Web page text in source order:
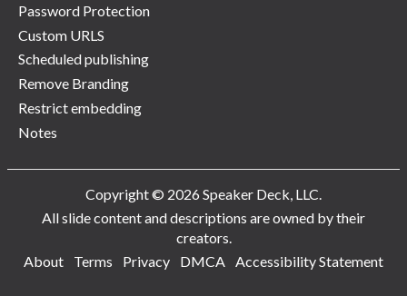
Password Protection
Custom URLS
Scheduled publishing
Remove Branding
Restrict embedding
Notes
Copyright © 2026 Speaker Deck, LLC.
All slide content and descriptions are owned by their
creators.
About
Terms Privacy DMCA Accessibility Statement